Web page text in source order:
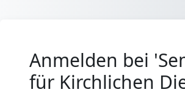
Anmelden bei
für Kirchlichen